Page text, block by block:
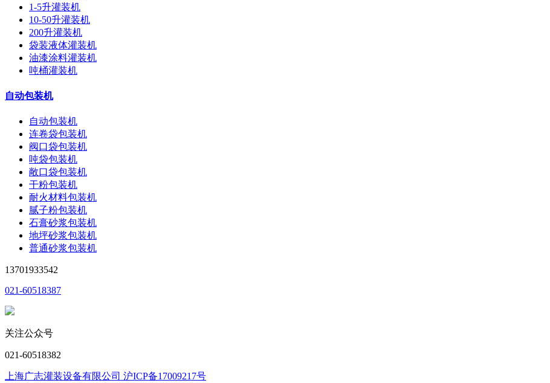
1-5升灌装机
10-50升灌装机
200升灌装机
袋装液体灌装机
油漆涂料灌装机
吨桶灌装机
自动包装机
自动包装机
连卷袋包装机
阀口袋包装机
吨袋包装机
敞口袋包装机
干粉包装机
耐火材料包装机
腻子粉包装机
石膏砂浆包装机
地坪砂浆包装机
普通砂浆包装机
13701933542
021-60518387
关注公众号
021-60518382
上海广志灌装设备有限公司 沪ICP备17009217号